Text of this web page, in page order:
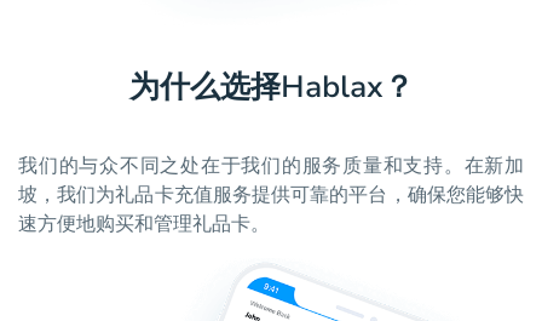
为什么选择Hablax？
我们的与众不同之处在于我们的服务质量和支持。在新加
坡，我们为礼品卡充值服务提供可靠的平台，确保您能够快
速方便地购买和管理礼品卡。